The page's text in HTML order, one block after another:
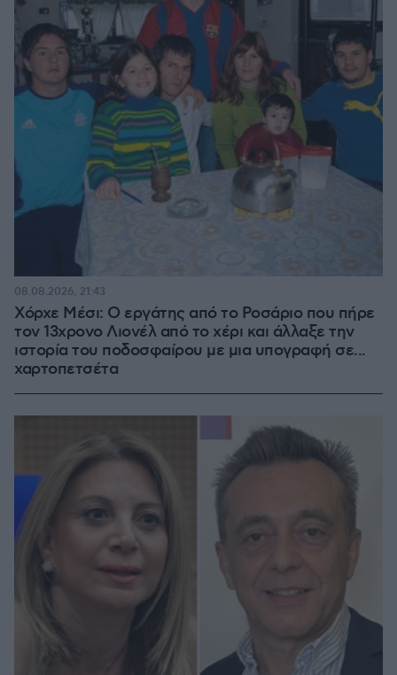
Χόρχε Μέσι: Ο εργάτης από το Ροσάριο που πήρε
τον 13χρονο Λιονέλ από το χέρι και άλλαξε την
ιστορία του ποδοσφαίρου με μια υπογραφή σε...
χαρτοπετσέτα
08.08.2026, 21:43